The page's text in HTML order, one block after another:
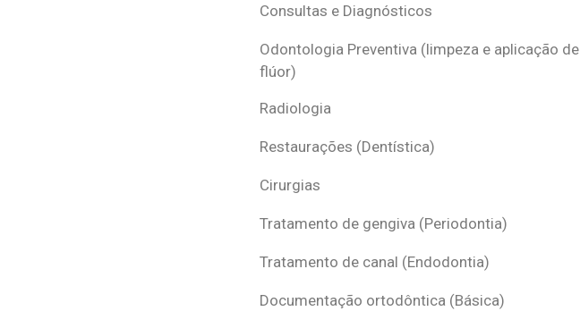
Consultas e Diagnósticos
Odontologia Preventiva (limpeza e aplicação de
flúor)
Radiologia
Restaurações (Dentística)
Cirurgias
Tratamento de gengiva (Periodontia)
Tratamento de canal (Endodontia)
Documentação ortodôntica (Básica)